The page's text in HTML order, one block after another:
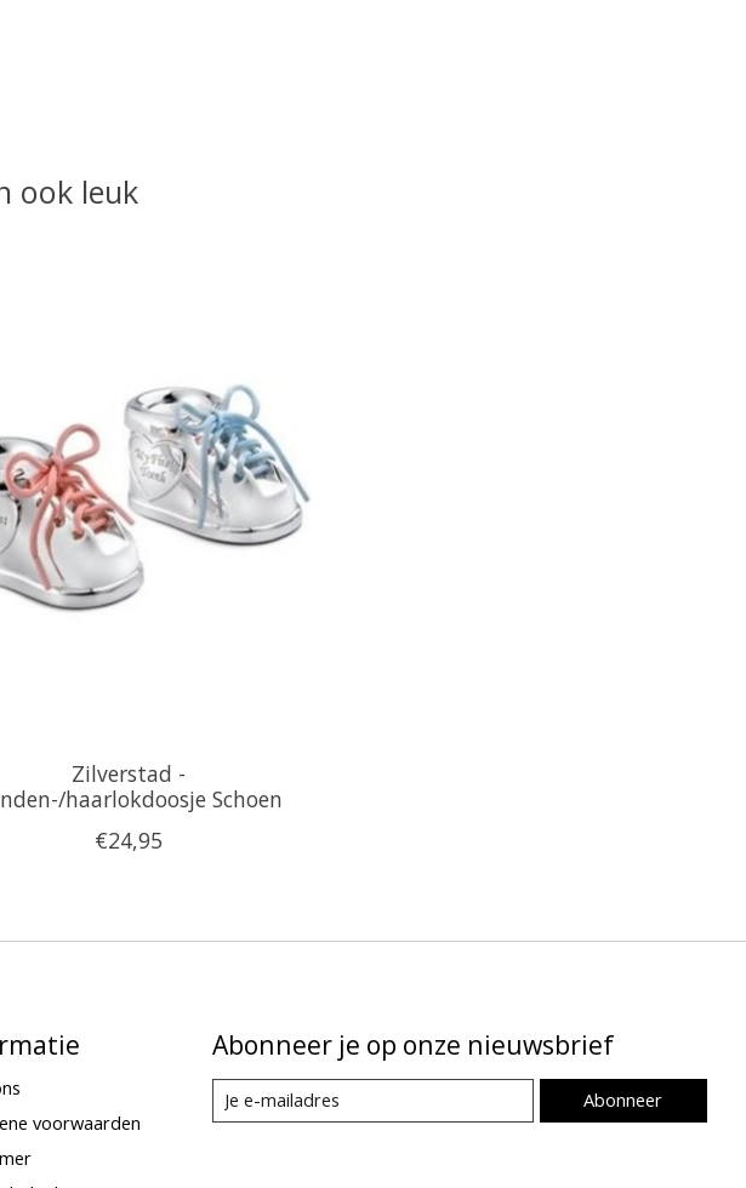
ook leuk
Zilverstad -
haarlokdoosje Schoen
€24,95
voorwaarden
Abonneer je op onze nieuwsbrief
Abonneer